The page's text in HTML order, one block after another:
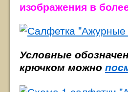
изображения в
Условные
крючком можно